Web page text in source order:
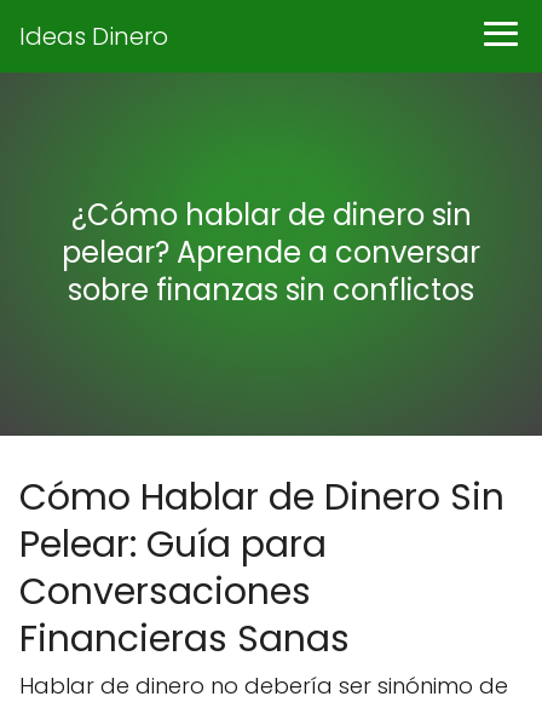
Ideas Dinero
¿Cómo hablar de dinero sin
pelear? Aprende a conversar
sobre finanzas sin conflictos
Cómo Hablar de Dinero Sin
Pelear: Guía para
Conversaciones
Financieras Sanas
Hablar de dinero no debería ser sinónimo de